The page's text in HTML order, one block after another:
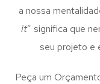
a nossa
it” significa que
seu projeto e
Peça um